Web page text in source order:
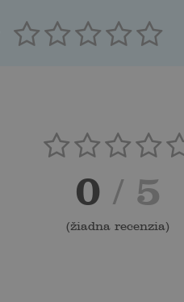
0 / 5
(žiadna recenzia)